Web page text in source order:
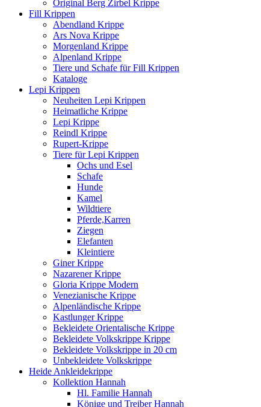
Original Berg Zirbel Krippe
Fill Krippen
Abendland Krippe
Ars Nova Krippe
Morgenland Krippe
Alpenland Krippe
Tiere und Schafe für Fill Krippen
Kataloge
Lepi Krippen
Neuheiten Lepi Krippen
Heimatliche Krippe
Lepi Krippe
Reindl Krippe
Rupert-Krippe
Tiere für Lepi Krippen
Ochs und Esel
Schafe
Hunde
Kamel
Wildtiere
Pferde,Karren
Ziegen
Elefanten
Kleintiere
Giner Krippe
Nazarener Krippe
Gloria Krippe Modern
Venezianische Krippe
Alpenländische Krippe
Kastlunger Krippe
Bekleidete Orientalische Krippe
Bekleidete Volkskrippe Krippe
Bekleidete Volkskrippe in 20 cm
Unbekleidete Volkskrippe
Heide Ankleidekrippe
Kollektion Hannah
Hl. Familie Hannah
Könige und Treiber Hannah